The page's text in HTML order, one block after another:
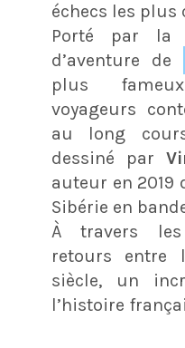
échecs les plus
Porté par la
d’aventure de
plus
voyageurs
au long
dessiné par
auteur en 2019
Sibérie en
À travers
retours entre
siècle, un
l’histoire